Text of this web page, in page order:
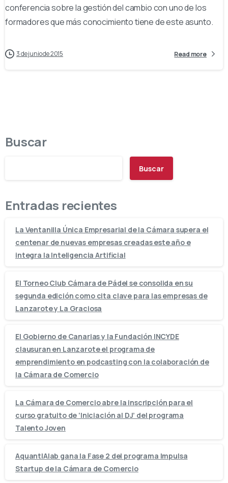
conferencia sobre la gestión del cambio con uno de los
formadores que más conocimiento tiene de este asunto.
3 de junio de 2015 Read more
Buscar
Buscar
Entradas recientes
La Ventanilla Única Empresarial de la Cámara supera el
centenar de nuevas empresas creadas este año e
integra la Inteligencia Artificial
El Torneo Club Cámara de Pádel se consolida en su
segunda edición como cita clave para las empresas de
Lanzarote y La Graciosa
El Gobierno de Canarias y la Fundación INCYDE
clausuran en Lanzarote el programa de
emprendimiento en podcasting con la colaboración de
la Cámara de Comercio
La Cámara de Comercio abre la inscripción para el
curso gratuito de ‘Iniciación al DJ’ del programa
Talento Joven
AquantIAlab gana la Fase 2 del programa Impulsa
Startup de la Cámara de Comercio